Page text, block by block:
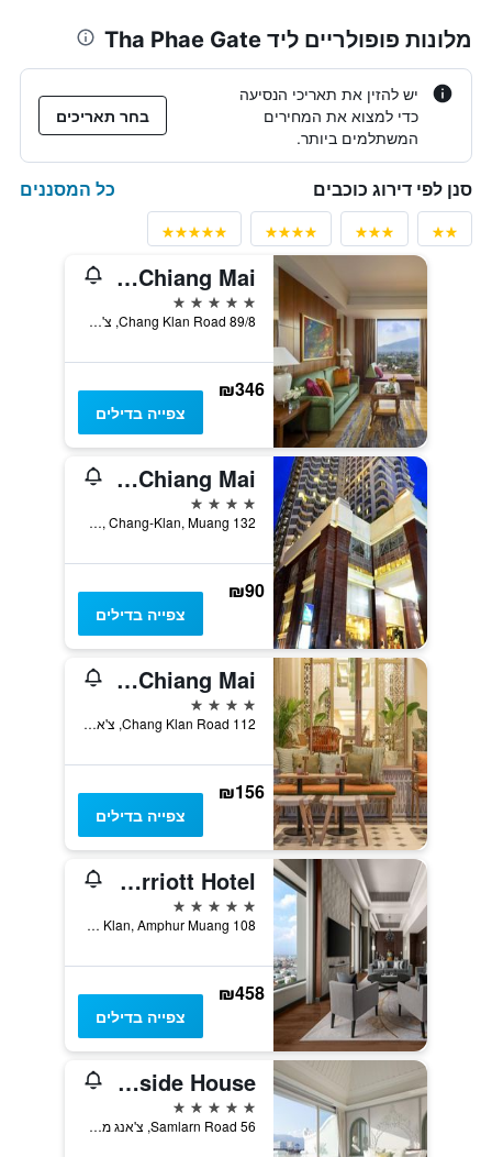
מלונות פופולריים ליד Tha Phae Gate
יש להזין את תאריכי הנסיעה
כדי למצוא את המחירים
המשתלמים ביותר.
בחר תאריכים
סנן לפי דירוג כוכבים כל המסננים
Shangri-La Chiang Mai
5 כוכבים
89/8 Chang Klan Road, צ'אנג מאי, תאילנד
₪346
צפייה בדילים
Duangtawan Hotel Chiang Mai
4 כוכבים
132 Loykroh Road, Chang-Klan, Muang, צ'אנג מאי, תאילנד
₪90
צפייה בדילים
Dusit Princess Chiang Mai
4 כוכבים
112 Chang Klan Road, צ'אנג מאי, תאילנד
₪156
צפייה בדילים
Chiang Mai Marriott Hotel
5 כוכבים
108 Chang Klan Road, Tambol Chang Klan, Amphur Muang, צ'אנג מאי, תאילנד
₪458
צפייה בדילים
The Inside House
5 כוכבים
56 Samlarn Road, צ'אנג מאי, תאילנד